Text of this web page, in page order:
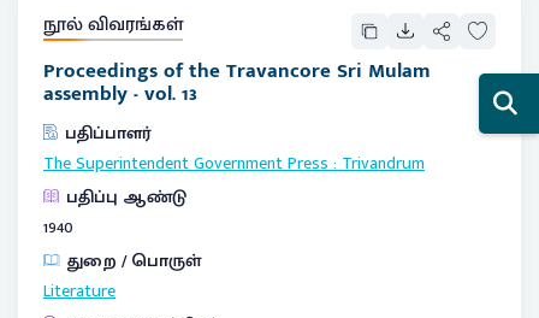
நூல் விவரங்கள்
Proceedings of the Travancore Sri Mulam
assembly - vol. 13
பதிப்பாளர்
The Superintendent Government Press:Trivandrum
பதிப்பு ஆண்டு
1940
துறை / பொருள்
Literature